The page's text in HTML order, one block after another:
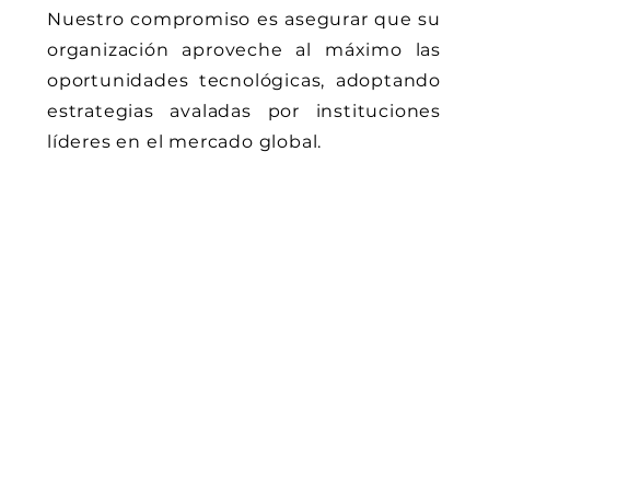
Nuestro compromiso es asegurar que su
organización aproveche al máximo las
oportunidades tecnológicas, adoptando
estrategias avaladas por instituciones
líderes en el mercado global.